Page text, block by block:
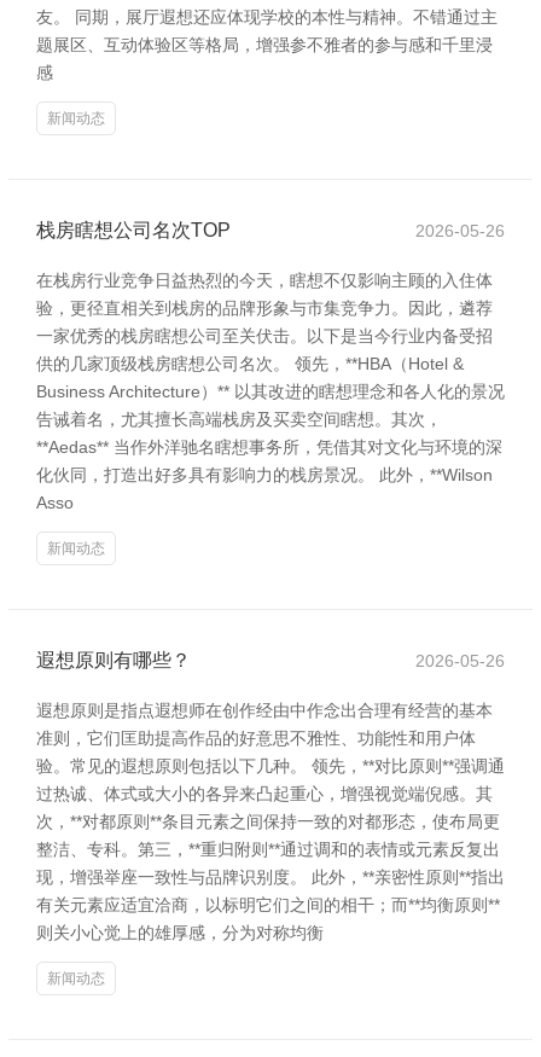
友。 同期，展厅遐想还应体现学校的本性与精神。不错通过主
题展区、互动体验区等格局，增强参不雅者的参与感和千里浸
感
新闻动态
栈房瞎想公司名次TOP 2026-05-26
在栈房行业竞争日益热烈的今天，瞎想不仅影响主顾的入住体
验，更径直相关到栈房的品牌形象与市集竞争力。因此，遴荐
一家优秀的栈房瞎想公司至关伏击。以下是当今行业内备受招
供的几家顶级栈房瞎想公司名次。 领先，**HBA（Hotel &
Business Architecture）** 以其改进的瞎想理念和各人化的景况
告诫着名，尤其擅长高端栈房及买卖空间瞎想。其次，
**Aedas** 当作外洋驰名瞎想事务所，凭借其对文化与环境的深
化伙同，打造出好多具有影响力的栈房景况。 此外，**Wilson
Asso
新闻动态
遐想原则有哪些？ 2026-05-26
遐想原则是指点遐想师在创作经由中作念出合理有经营的基本
准则，它们匡助提高作品的好意思不雅性、功能性和用户体
验。常见的遐想原则包括以下几种。 领先，**对比原则**强调通
过热诚、体式或大小的各异来凸起重心，增强视觉端倪感。其
次，**对都原则**条目元素之间保持一致的对都形态，使布局更
整洁、专科。第三，**重归附则**通过调和的表情或元素反复出
现，增强举座一致性与品牌识别度。 此外，**亲密性原则**指出
有关元素应适宜洽商，以标明它们之间的相干；而**均衡原则**
则关小心觉上的雄厚感，分为对称均衡
新闻动态